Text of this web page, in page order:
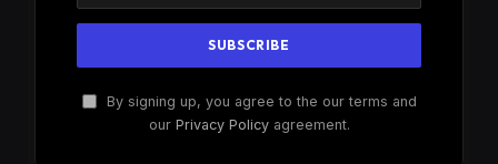
By signing up, you agree to the our terms and
our Privacy Policyagreement.